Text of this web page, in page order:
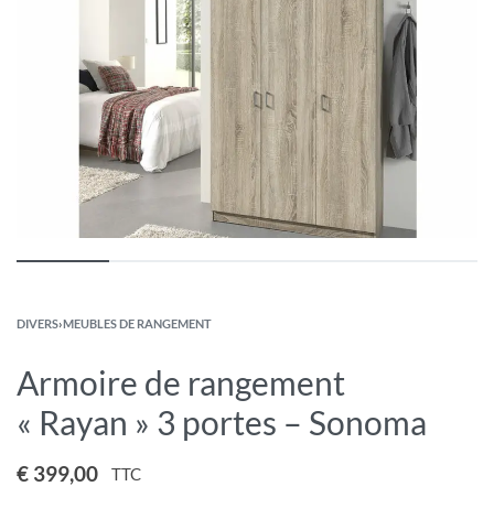
DIVERS›MEUBLES DE RANGEMENT
Armoire de rangement
« Rayan » 3 portes – Sonoma
€ 399,00 TTC